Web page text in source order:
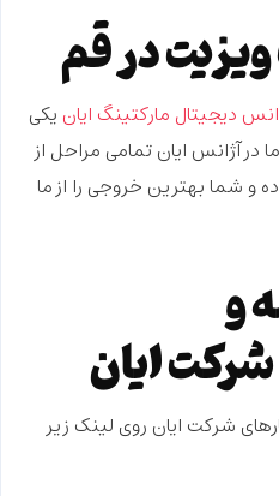
در قم
دیجیتال مارکتینگ ایان یکی
آژانس ایان تمامی مراحل از
و شما بهترین خروجی را از ما
و
ایان
شرکت ایان روی لینک زیر